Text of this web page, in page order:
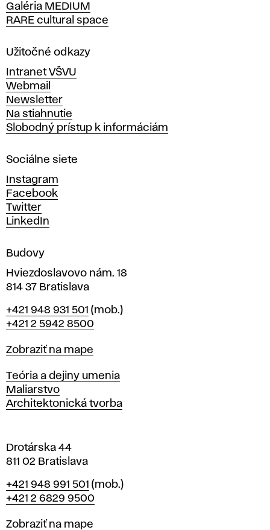
k
o
a
ý
t
v
a
r
ý
c
h
u
m
e
í
v
r
a
i
l
a
v
Galéria MEDIUM
RARE cultural space
Užitočné odkazy
Intranet VŠVU
Webmail
Newsletter
Na stiahnutie
Slobodný prístup k informáciám
Sociálne siete
Instagram
Facebook
Twitter
LinkedIn
Budovy
Hviezdoslavovo nám. 18
814 37 Bratislava
Telefón
+421 948 931 501 (mob.)
+421 2 5942 8500
Mapa
Zobraziť na mape
Katedry
Teória a dejiny umenia
Maliarstvo
Architektonická tvorba
Drotárska 44
811 02 Bratislava
Telefón
+421 948 991 501 (mob.)
+421 2 6829 9500
Mapa
Zobraziť na mape